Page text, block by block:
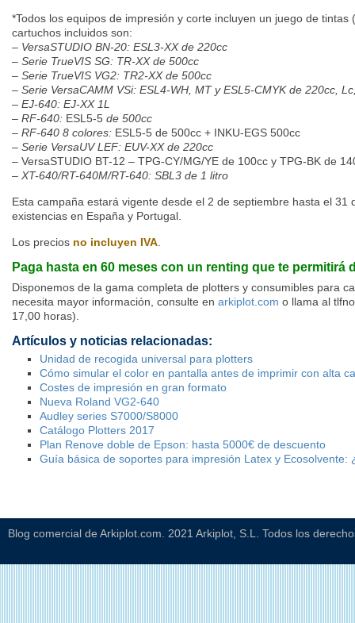
*Todos los equipos de impresión y corte incluyen un juego de
cartuchos incluidos son:
– VersaSTUDIO BN-20: ESL3-XX de 220cc
– Serie TrueVIS SG: TR-XX de 500cc
– Serie TrueVIS VG2: TR2-XX de 500cc
– Serie VersaCAMM VSi: ESL4-WH, MT y ESL5-CMYK de 220cc,
– EJ-640: EJ-XX 1L
– RF-640: ESL5-5 de 500cc
– RF-640 8 colores: ESL5-5 de 500cc + INKU-EGS 500cc
– Serie VersaUV LEF: EUV-XX de 220cc
– VersaSTUDIO BT-12 – TPG-CY/MG/YE de 100cc y TPG-BK de
– XT-640/RT-640M/RT-640: SBL3 de 1 litro
Esta campaña estará vigente desde el 2 de septiembre hasta el 31
existencias en España y Portugal.
Los precios no incluyen IVA
Paga hasta en 60 meses con un renting que te permitirá
Disponemos de la gama completa de plotters y consumibles para
necesita mayor información, consulte en arkiplot.com o llama al
17,00 horas).
Artículos y noticias relacionadas:
Unidad de recogida universal para plotters
Cómo simular el color en pantalla antes de imprimir con alta
Costes de impresión en gran formato
Nueva Roland VG2-640
Audley series S7000/S8000
Catálogo Plotters 2017
Plan Renove doble de Epson: hasta 5000€ de descuento
Guía básica de soportes para impresión Latex y Ecosolvente:
Blog comercial de Arkiplot.com. 2021 Arkiplot, S.L. Todos los